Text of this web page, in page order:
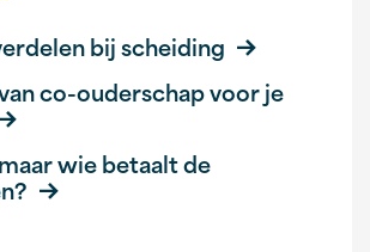
bij scheiding
co-ouderschap voor je
wie betaalt de